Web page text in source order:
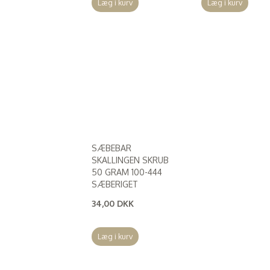
Læg i kurv Læg i kurv
SÆBEBAR
SKALLINGEN SKRUB
50 GRAM 100-444
SÆBERIGET
34,00 DKK
Læg i kurv